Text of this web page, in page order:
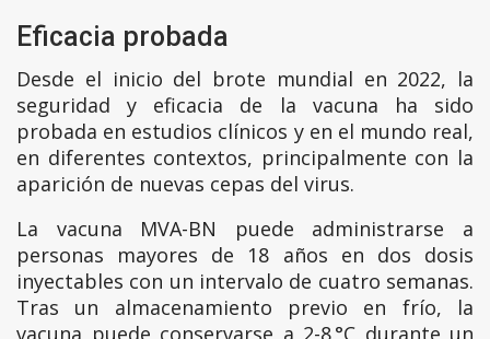
Eficacia probada
Desde el inicio del brote mundial en 2022, la
seguridad y eficacia de la vacuna ha sido
probada en estudios clínicos y en el mundo real,
en diferentes contextos, principalmente con la
aparición de nuevas cepas del virus.
La vacuna MVA-BN puede administrarse a
personas mayores de 18 años en dos dosis
inyectables con un intervalo de cuatro semanas.
Tras un almacenamiento previo en frío, la